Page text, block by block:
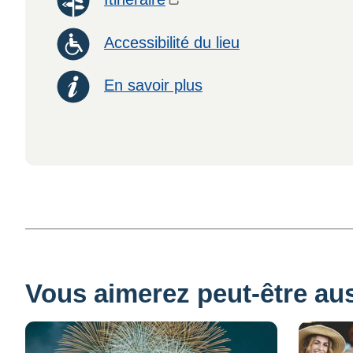
Accessibilité du lieu
En savoir plus
Vous aimerez peut-être